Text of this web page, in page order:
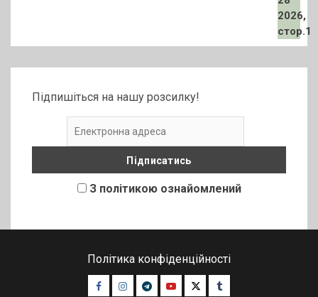
Підпишіться на нашу розсилку!
З політикою ознайомлений
Політика конфіденційності
Facebook
Instagram
TelegramYoutubeTwitterTumblr